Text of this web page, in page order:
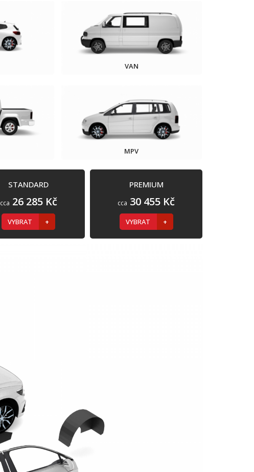
VAN
MPV
STANDARD
cca 26 285 Kč
VYBRAT
PREMIUM
cca 30 455 Kč
VYBRAT